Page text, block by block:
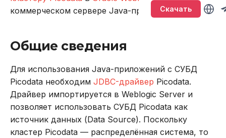
Скачать
т
д
л
п
Версионирование
Подключение и работа в
Подключение через
DBeaver
Работа с данными SQL
Работа в веб-интерфейсе
источников
Именование объектов
Параметризованные
запросы
Транзакции
Совместимость с ANSI
BACKUP
CREATE INDEX
CREATE PLUGIN
CREATE PROCEDURE
LOWER
SUBSTRING
TRIM
UPPER
Sirin
Ouroboros
Описание системных
Интерфейс RPC API
Файберы, потоки и
многозадачность
коммерческом сервере Java-приложений.
Общие сведения
Для использования Java-приложений с СУБД
Picodata необходим JDBC-драйвер Picodata.
Драйвер импортируется в Weblogic Server и
позволяет использовать СУБД Picodata как
источник данных (Data Source). Поскольку
кластер Picodata — распределённая система, то